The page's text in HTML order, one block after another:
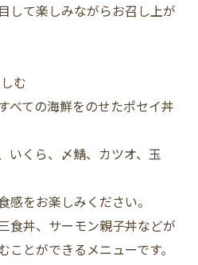
して楽しみながらお召し上が
む
べての海鮮をのせたポセイ丼
いくら、〆鯖、カツオ、玉
感をお楽しみください。
食丼、サーモン親子丼などが
とができるメニューです。